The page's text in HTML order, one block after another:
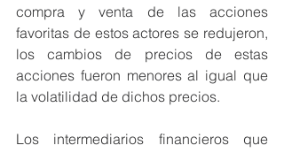
compra y venta de las acciones
favoritas de estos actores se redujeron,
los cambios de precios de estas
acciones fueron menores al igual que
la volatilidad de dichos precios.
Los intermediarios financieros que